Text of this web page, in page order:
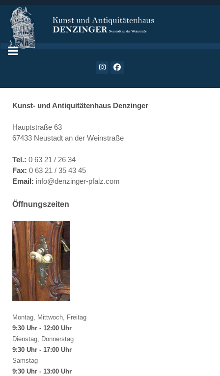
Kunst- und Antiquitätenhaus Denzinger
Hauptstraße 63
67433 Neustadt an der Weinstraße
Tel.: 0 63 21 / 26 34
Fax: 0 63 21 / 35 43 45
Email: info@denzinger-pfalz.com
Öffnungszeiten
Montag, Mittwoch, Freitag
9:30 Uhr - 12:00 Uhr
Dienstag, Donnerstag
9:30 Uhr - 17:00 Uhr
Samstag
9:30 Uhr - 13:00 Uhr